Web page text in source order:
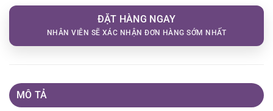
ĐẶT HÀNG NGAY
NHÂN VIÊN SẼ XÁC NHẬN ĐƠN HÀNG SỚM NHẤT
MÔ TẢ